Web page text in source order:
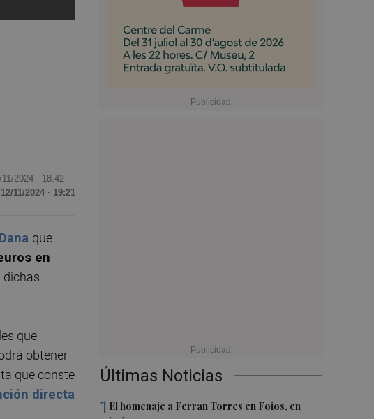
Últimas Noticias
1 El homenaje a Ferran Torres en Foios, en
2024 · 18:42
11/2024 · 19:21
Dana que
en
dichas
que
obtener
que conste
directa